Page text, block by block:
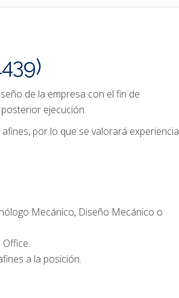
de la empresa con el fin de
ejecución.
por lo que se valorará experiencia
Mecánico, Diseño Mecánico o
a la posición.